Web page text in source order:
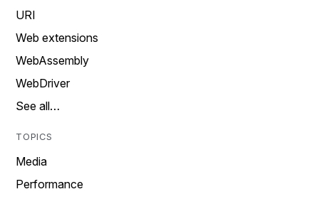
URI
Web extensions
WebAssembly
WebDriver
See all…
TOPICS
Media
Performance